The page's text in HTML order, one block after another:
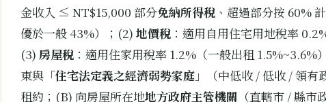
金收入 ≤ NT$15,000 部分免納所得稅 、超過部分按 60%
優於一般 43%）；(2) 地價稅 ：適用自用住宅用地稅率
(3) 房屋稅 ：適用住家用稅率 1.2%（一般出租 1.5%~3.6%
東與「住宅法定義之經濟弱勢家庭 」（中低收 / 低收 / 領有
租約；(B) 向房屋所在地地方政府主管機關 （直轄市 / 縣